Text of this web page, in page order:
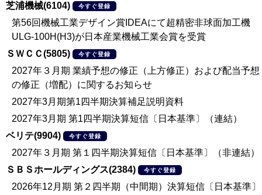
芝浦機械(6104)
今すぐ登録
第56回機械工業デザイン賞IDEAにて超精密非球面加工機
ULG-100H(H3)が日本産業機械工業会賞を受賞
ＳＷＣＣ(5805)
今すぐ登録
2027年３月期 業績予想の修正（上方修正）および配当予想
の修正（増配）に関するお知らせ
2027年3月期第1四半期決算補足説明資料
2027年3月期 第1四半期決算短信〔日本基準〕（連結）
ベリテ(9904)
今すぐ登録
2027年３月期 第１四半期決算短信〔日本基準〕（非連結）
ＳＢＳホールディングス(2384)
今すぐ登録
2026年12月期 第２四半期（中間期）決算短信〔日本基準〕